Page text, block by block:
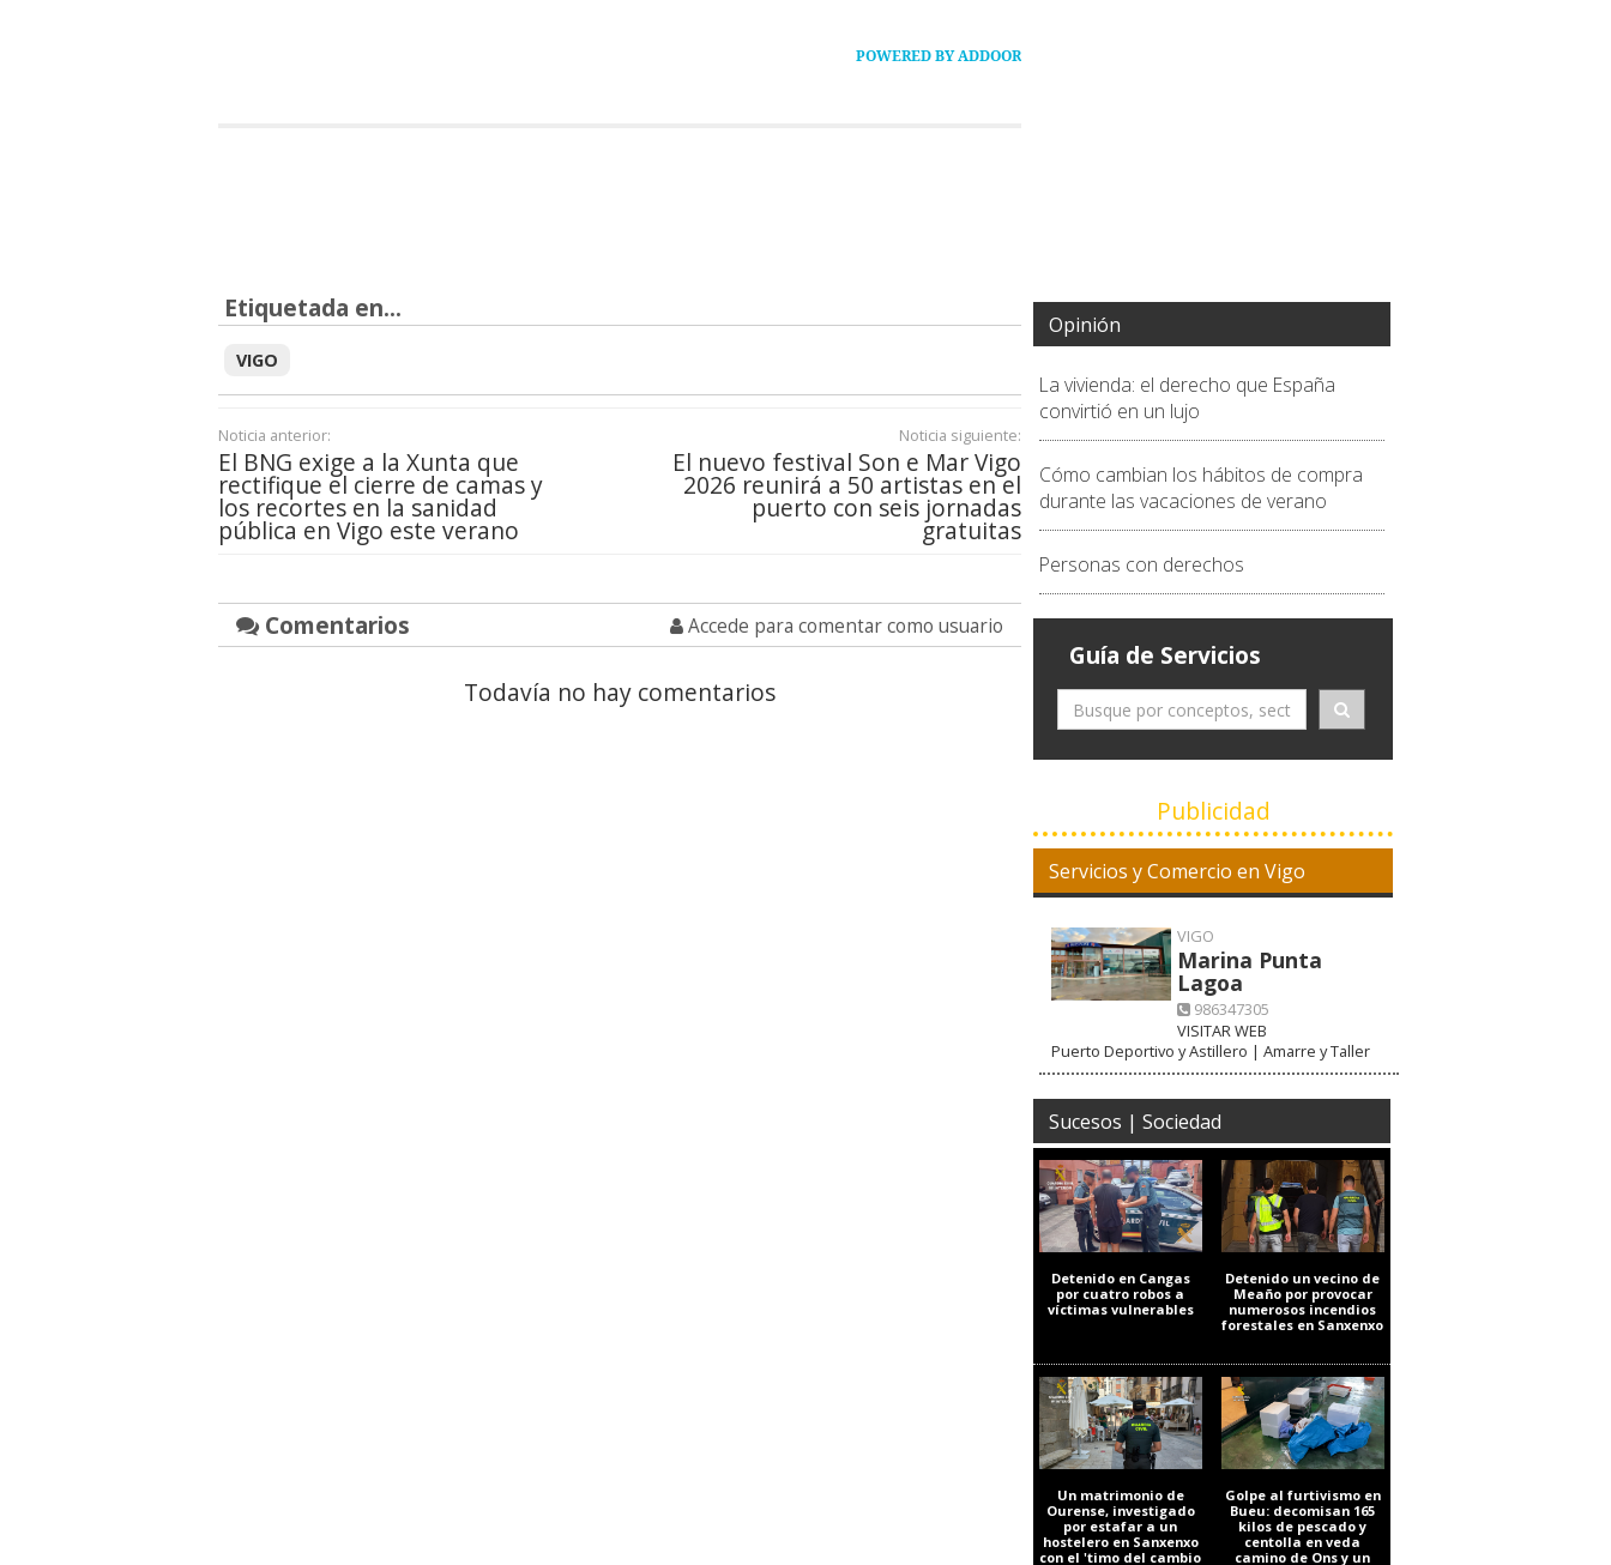
POWERED BY ADDOOR
Etiquetada en...
VIGO
Noticia anterior:
El BNG exige a la Xunta que
rectifique el cierre de camas y
los recortes en la sanidad
pública en Vigo este verano
Noticia siguiente:
El nuevo festival Son e Mar Vigo
2026 reunirá a 50 artistas en el
puerto con seis jornadas
gratuitas
Comentarios Accede para comentar como usuario
Todavía no hay comentarios
Opinión
La vivienda: el derecho que España
convirtió en un lujo
Cómo cambian los hábitos de compra
durante las vacaciones de verano
Personas con derechos
Guía de Servicios
Publicidad
Servicios y Comercio en Vigo
VIGO
Marina Punta
Lagoa
986347305
VISITAR WEB
Puerto Deportivo y Astillero | Amarre y Taller
Sucesos | Sociedad
Detenido en Cangas
por cuatro robos a
víctimas vulnerables
Detenido un vecino de
Meaño por provocar
numerosos incendios
forestales en Sanxenxo
Un matrimonio de
Ourense, investigado
por estafar a un
hostelero en Sanxenxo
con el 'timo del cambio
Golpe al furtivismo en
Bueu: decomisan 165
kilos de pescado y
centolla en veda
camino de Ons y un